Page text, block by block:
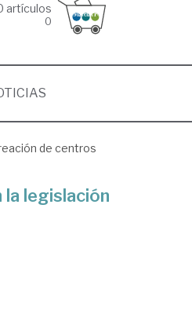
artículos
0
de centros
legislación